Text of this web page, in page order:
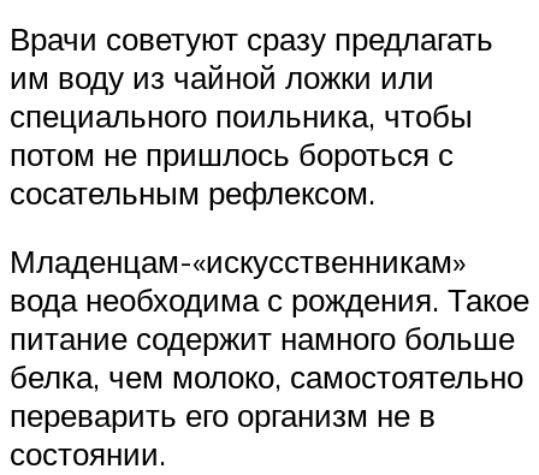
Врачи советуют сразу предлагать
им воду из чайной ложки или
специального поильника, чтобы
потом не пришлось бороться с
сосательным рефлексом.
Младенцам-«искусственникам»
вода необходима с рождения. Такое
питание содержит намного больше
белка, чем молоко, самостоятельно
переварить его организм не в
состоянии.